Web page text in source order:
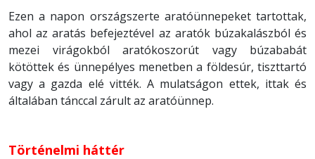
Ezen a napon országszerte aratóünnepeket tartottak,
ahol az aratás befejeztével az aratók búzakalászból és
mezei virágokból aratókoszorút vagy búzababát
kötöttek és ünnepélyes menetben a földesúr, tiszttartó
vagy a gazda elé vitték. A mulatságon ettek, ittak és
általában tánccal zárult az aratóünnep.
Történelmi háttér